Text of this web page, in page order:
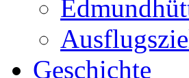
Geschichte